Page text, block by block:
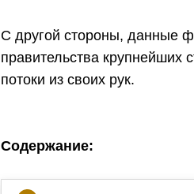
С другой стороны, данные
правительства
потоки из своих рук.
Содержание: